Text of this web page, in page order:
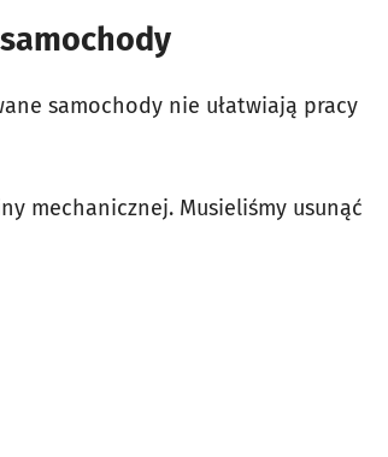
samochody nie ułatwiają pracy
mechanicznej. Musieliśmy usunąć